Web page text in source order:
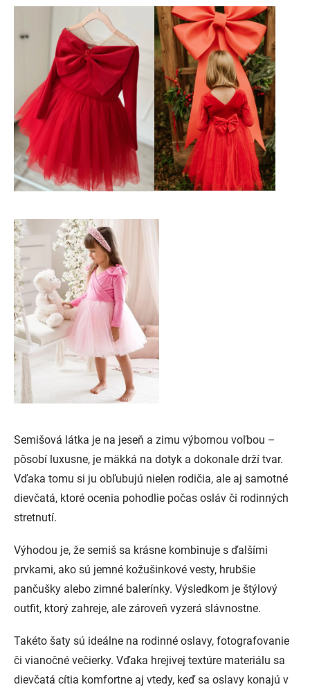
Semišová látka je na jeseň a zimu výbornou voľbou –
pôsobí luxusne, je mäkká na dotyk a dokonale drží tvar.
Vďaka tomu si ju obľubujú nielen rodičia, ale aj samotné
dievčatá, ktoré ocenia pohodlie počas osláv či rodinných
stretnutí.
Výhodou je, že semiš sa krásne kombinuje s ďalšími
prvkami, ako sú jemné kožušinkové vesty, hrubšie
pančušky alebo zimné balerínky. Výsledkom je štýlový
outfit, ktorý zahreje, ale zároveň vyzerá slávnostne.
Takéto šaty sú ideálne na rodinné oslavy, fotografovanie
či vianočné večierky. Vďaka hrejivej textúre materiálu sa
dievčatá cítia komfortne aj vtedy, keď sa oslavy konajú v